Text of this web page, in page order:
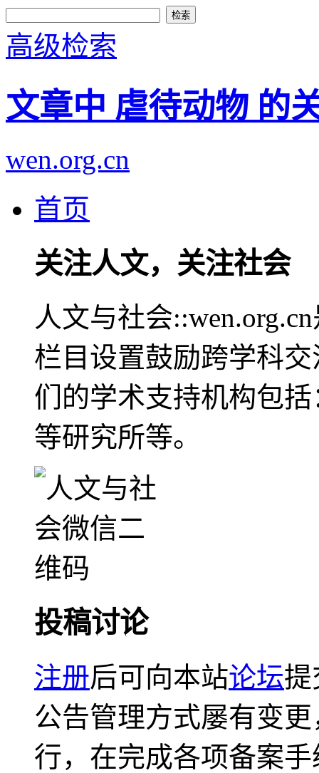
高级检索
文章中 虐待动物 的
wen.org.cn
首页
关注人文，关注社会
人文与社会
栏目设置鼓励跨学科
们的学术支持机构包
等研究所等。
投稿讨论
注册后可向本站论坛提
公告管理方式屡有变
行，在完成各项备案